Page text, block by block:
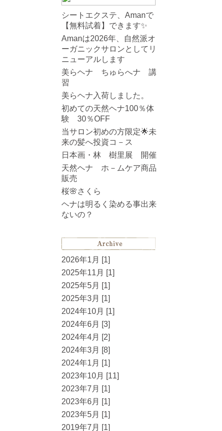
シートエクステ、Amanで
【無料試着】できます✨
Amanは2026年、自然派オ
ーガニックサロンとしてリ
ニューアルします
美らヘナ ちゅらへナ 講
習
美らヘナ入荷しました。
初めての天然ヘナ100％体
験 30％OFF
当サロン初めの方限定🌟未
来の髪へ投資コ－ス
日本画・林 樹里展 開催
天然ヘナ ホ－ムケア商品
販売
桜🌸さくら
ヘナは明るく染める事出来
ないの？
2026年1月 [1]
2025年11月 [1]
2025年5月 [1]
2025年3月 [1]
2024年10月 [1]
2024年6月 [3]
2024年4月 [2]
2024年3月 [8]
2024年1月 [1]
2023年10月 [11]
2023年7月 [1]
2023年6月 [1]
2023年5月 [1]
2019年7月 [1]